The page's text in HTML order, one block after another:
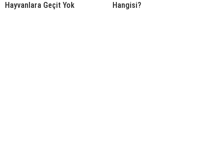
Hayvanlara Geçit Yok
Hangisi?